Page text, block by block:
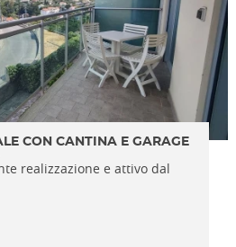
CON CANTINA E GARAGE
realizzazione e attivo dal